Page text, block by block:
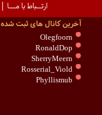
ارتــباط با مـــا
آخرین کانال های ثبت شده
Olegfoorn
RonaldDop
SherryMeern
Rosserial_Viold
Phyllismub